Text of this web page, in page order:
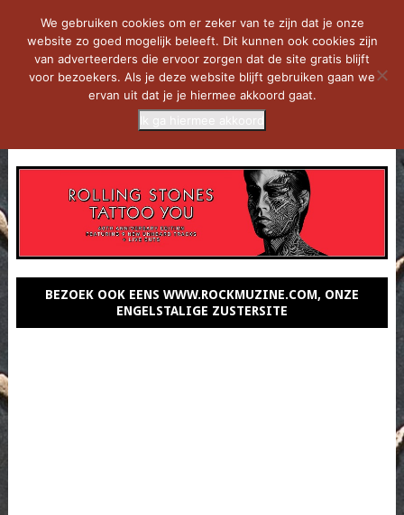
BEZOEK OOK EENS WWW.ROCKMUZINE.COM, ONZE
ENGELSTALIGE ZUSTERSITE
We gebruiken cookies om er zeker van te zijn dat je onze
website zo goed mogelijk beleeft. Dit kunnen ook cookies zijn
van adverteerders die ervoor zorgen dat de site gratis blijft
voor bezoekers. Als je deze website blijft gebruiken gaan we
ervan uit dat je je hiermee akkoord gaat.
Ik ga hiermee akkoord